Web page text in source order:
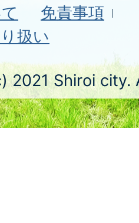
免責事項
扱い
2021 Shiroi city.